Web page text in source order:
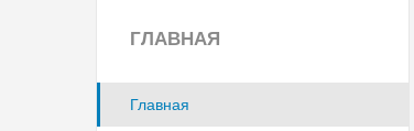
ГЛАВНАЯ
Главная